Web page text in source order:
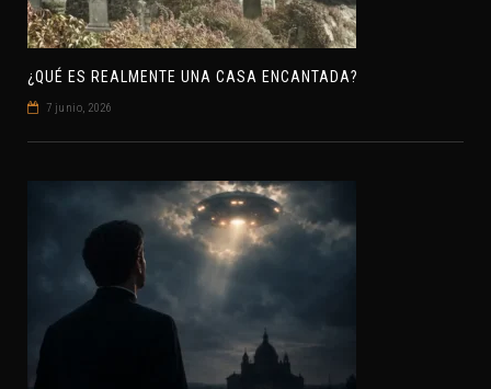
¿QUÉ ES REALMENTE UNA CASA ENCANTADA?
7 junio, 2026